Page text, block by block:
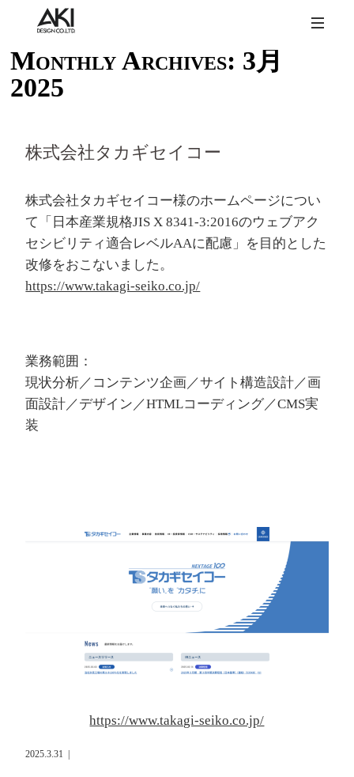
Monthly Archives: 3月
2025
株式会社タカギセイコー
株式会社タカギセイコー様のホームページについ
て「日本産業規格JIS X 8341-3:2016のウェブアク
セシビリティ適合レベルAAに配慮」を目的とした
改修をおこないました。
https://www.takagi-seiko.co.jp/
業務範囲：
現状分析／コンテンツ企画／サイト構造設計／画
面設計／デザイン／HTMLコーディング／CMS実
装
https://www.takagi-seiko.co.jp/
2025.3.31